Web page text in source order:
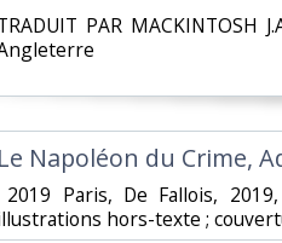
PAR MACKINTOSH
‎Le Napoléon du Crime,
2019 Paris, De Fallois,
hors-texte ;